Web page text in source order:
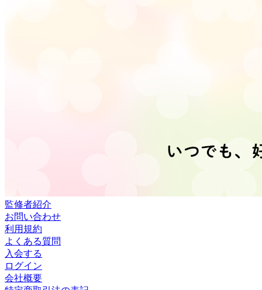
監修者紹介
お問い合わせ
利用規約
よくある質問
入会する
ログイン
会社概要